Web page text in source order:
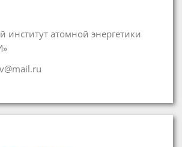
институт атомной энергетики